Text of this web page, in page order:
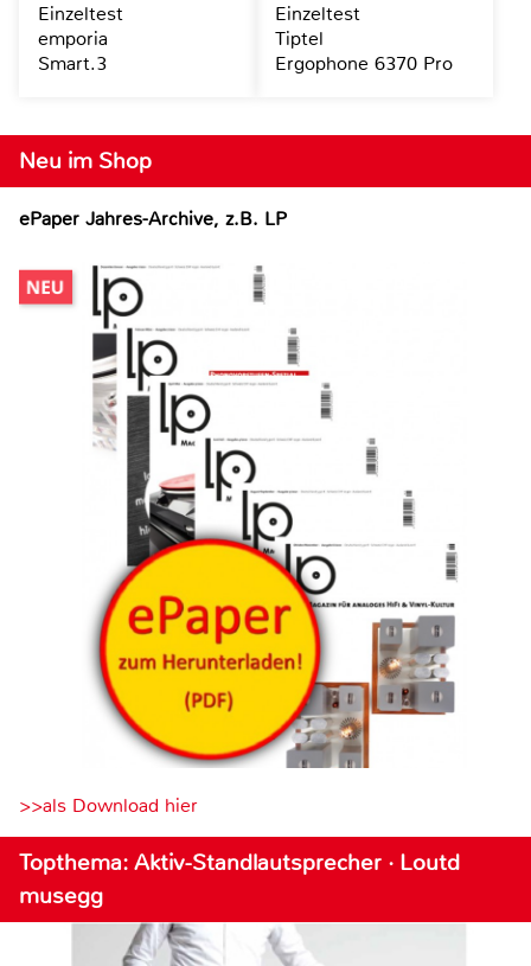
Neu im Shop
ePaper Jahres-Archive, z.B. LP
>>als Download hier
Topthema: Aktiv-Standlautsprecher · Loutd
musegg
Einzeltest
emporia
Smart.3
Einzeltest
Tiptel
Ergophone 6370 Pro